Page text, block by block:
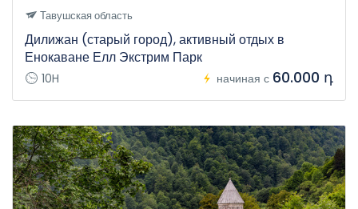
Тавушская область
Дилижан (старый город), активный отдых в
Енокаване Елл Экстрим Парк
10H начиная с 60.000 դ